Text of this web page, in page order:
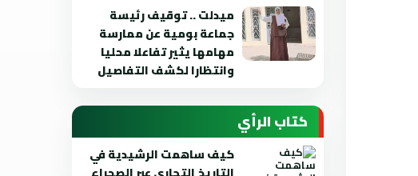
ميدلت .. توقيف رئيسة
جماعة بومية عن ممارسة
مهامها يثير تفاعلا محليا
وانتظارا لكشف التفاصيل
كتاب الرأي
كيف ساهمت الرشيدية في